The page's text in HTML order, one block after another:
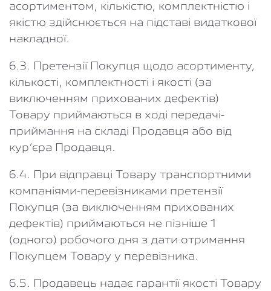
асортиментом, кількістю, комплектністю і
якістю здійснюється на підставі видаткової
накладної.
6.3. Претензії Покупця щодо асортименту,
кількості, комплектності і якості (за
виключенням прихованих дефектів)
Товару приймаються в ході передачі-
приймання на складі Продавця або від
кур’єра Продавця.
6.4. При відправці Товару транспортними
компаніями-перевізниками претензії
Покупця (за виключенням прихованих
дефектів) приймаються не пізніше 1
(одного) робочого дня з дати отримання
Покупцем Товару у перевізника.
6.5. Продавець надає гарантії якості Товару